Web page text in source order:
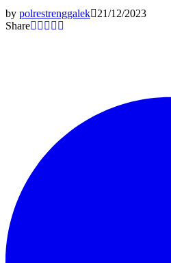
by polrestrenggalek
21/12/2023
Share